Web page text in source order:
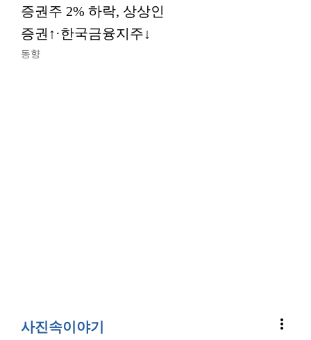
증권주 2% 하락, 상상인
증권↑·한국금융지주↓
동향
사진속이야기 more_vert